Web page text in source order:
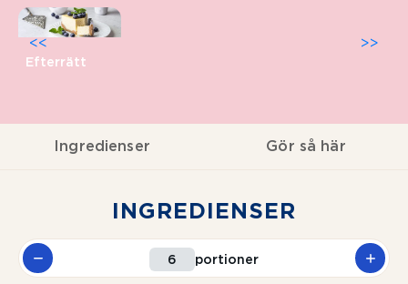
Efterrätt
>>
<<
Ingredienser Gör så här
INGREDIENSER
portioner